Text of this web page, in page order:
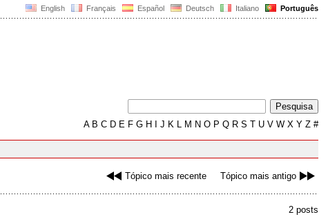
English Français Español Deutsch Italiano Português
AB C D E F G H J K L M N O P Q R S T U V W X Y Z #
Tópico mais recente Tópico mais antigo
2 posts